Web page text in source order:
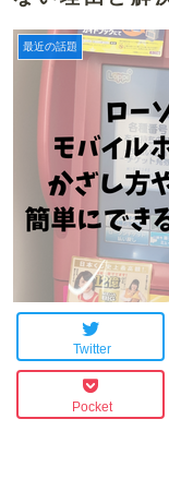
最近の話題
Twitter
Pocket